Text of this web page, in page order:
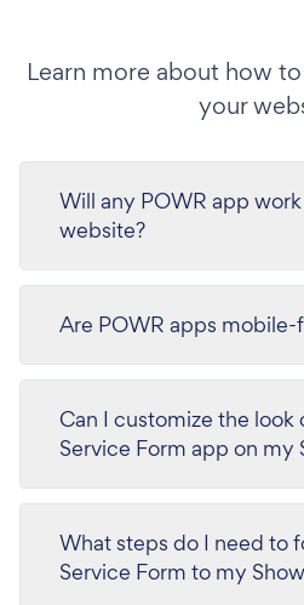
Learn more about how
your
Will any POWR app
website?
Are POWR apps
Can I customize the look
Service Form app on my
What steps do I need to
Service Form to my